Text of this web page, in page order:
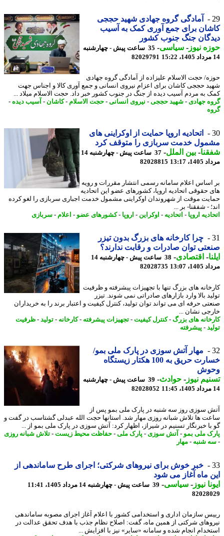
آمادگی گروه جهادی شهید حججی
برای جمع آوری کمک به آسیب
جنگ جنوب کشور
نیوز-سیاسی-
35 ساعت پیش - چهارشنبه
82029791
حجت الاسلام علیزاده از آمادگی گروه جهادی
حججی کاشان برای اعزام نیروی انسانی و جمع آوری کالا و اجناس جهت
به مردم آسیب دیده از جنگ در جنوب کشور خبر داد. حجت الاسلام میلاد ...
جهادی-شهید حججی-نیروی انسانی-حجت الاسلام-کاشان-آسیب دیده -
اتحادیه اروپا حمایت از اوکراینی های
خدمت سربازی را متوقف کرد
-بین الملل-
37 ساعت پیش - چهارشنبه 14
13:17
82028815
اعلام سامانه رسمی انتشار مقررات و رویه
حقوقی اتحادیه اروپا، کشورهای عضو این اتحادیه
موقت از شهروندان اوکراینی مشمول خدمت اجباری سربازی را لغو کرده
- شفقنا- بر ...
اروپا - اتحادیه-اوکراین- اروپا - کشورهای عضو-اعلام -سربازی
چرا کارخانه های بزرگ بدون تیزر
توان صادرات و رقابت ندارند؟
-اقتصادی-
38 ساعت پیش - چهارشنبه 14
13:07
82028735
های بزرگ تنها با تجهیزات پیشرفته و ظرفیت
بالا وارد بازارهای صادراتی نمی شوند. تیزر
حرفه ای می تواند توان تولید، کنترل کیفیت و اعتبار برند را به خریداران
نشان ...
های بزرگ- کنترل کیفیت-تجهیزات پیشرفته-کارخانه -تولید-ظرفیت
-پیشرفته
مهار آتش سوزی در پارک ملی بمو/
خسارت حریق به 100 هکتار زیستگاه
نیوز-حوادث -
39 ساعت پیش - چهارشنبه
82028052
سوزی روز سه شنبه در پارک ملی بمو پس از
ها تلاش شبانه روزی مهار شد. استانها حجت الله عبدلی گشتاسب در گفت و
خبرنگار تسنیم در شیراز، اظهار کرد: آتش سوزی در پارک ملی بمو از ...
ملی بمو-آتش سوزی- پارک ملی -حفاظت محیط زیست-تلاش شبانه روزی
شنبه-مهار
خبر خوش برای نیروهای شرکتی؛ اجرای طرح ساماندهی از
ماه آغاز می شود
نیوز-سیاسی-39 ساعت پیش - چهارشنبه 14 مرداد 1405، 11:41
سازمان اداری و استخدامی کشور با اعلام آغاز اجرای مصوبه ساماندهی
شرکتی از همین ماه، گفت: اصلاح نظام جذب با هدف تحقق عدالت در
انجام شده و سامانه «سایر» نیز با افزایش ...